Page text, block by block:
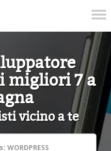
migliori 7 a
vicino a te